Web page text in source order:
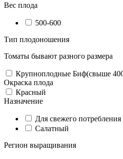
Вес плода
500-600
Тип плодоношения
Томаты бывают разного размера
Крупноплодные Биф(свыше
Окраска плода
Красный
Назначение
Для свежего потребления
Салатный
Регион выращивания